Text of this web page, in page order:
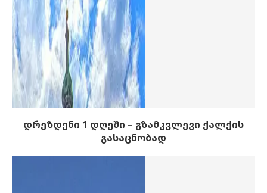
დრეზდენი 1 დღეში – გზამკვლევი ქალქის
გასაცნობად